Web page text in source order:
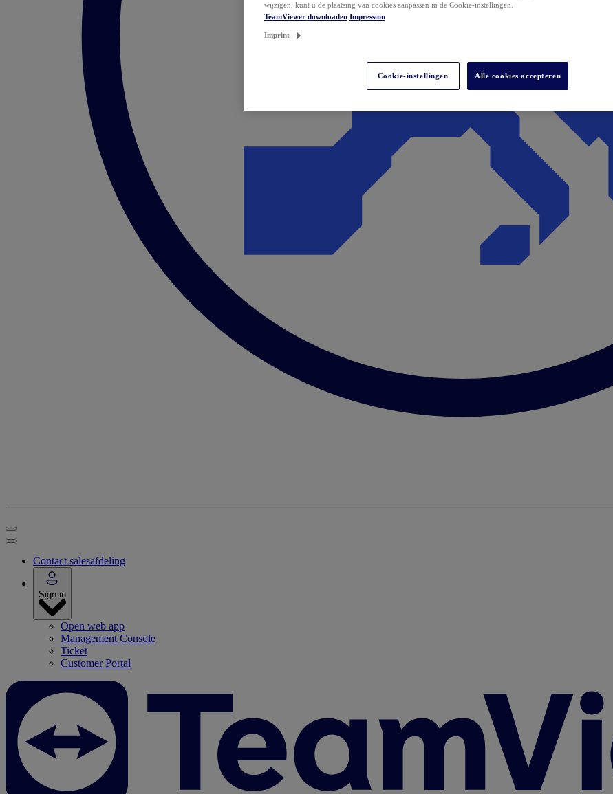
Contact salesafdeling
Sign in
Open web app
Management Console
Ticket
Customer Portal
wijzigen, kunt u de plaatsing van cookies aanpassen in de Cookie-instellingen.
TeamViewer downloaden Impressum
Imprint
Cookie-instellingen Alle cookies accepteren